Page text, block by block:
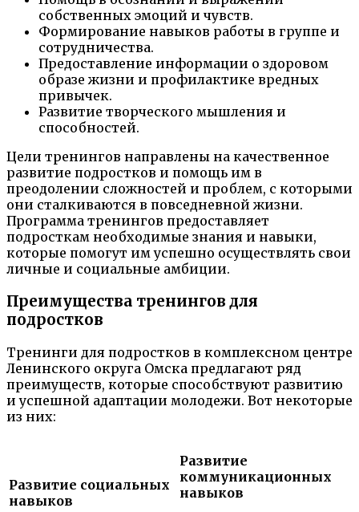
собственных эмоций и чувств.
Формирование навыков работы в группе и
сотрудничества.
Предоставление информации о здоровом
образе жизни и профилактике вредных
привычек.
Развитие творческого мышления и
способностей.
Цели тренингов направлены на качественное
развитие подростков и помощь им в
преодолении сложностей и проблем, с которыми
они сталкиваются в повседневной жизни.
Программа тренингов предоставляет
подросткам необходимые знания и навыки,
которые помогут им успешно осуществлять свои
личные и социальные амбиции.
Преимущества тренингов для
подростков
Тренинги для подростков в комплексном центре
Ленинского округа Омска предлагают ряд
преимуществ, которые способствуют развитию
и успешной адаптации молодежи. Вот некоторые
из них:
Развитие социальных
навыков
Развитие
коммуникационных
навыков